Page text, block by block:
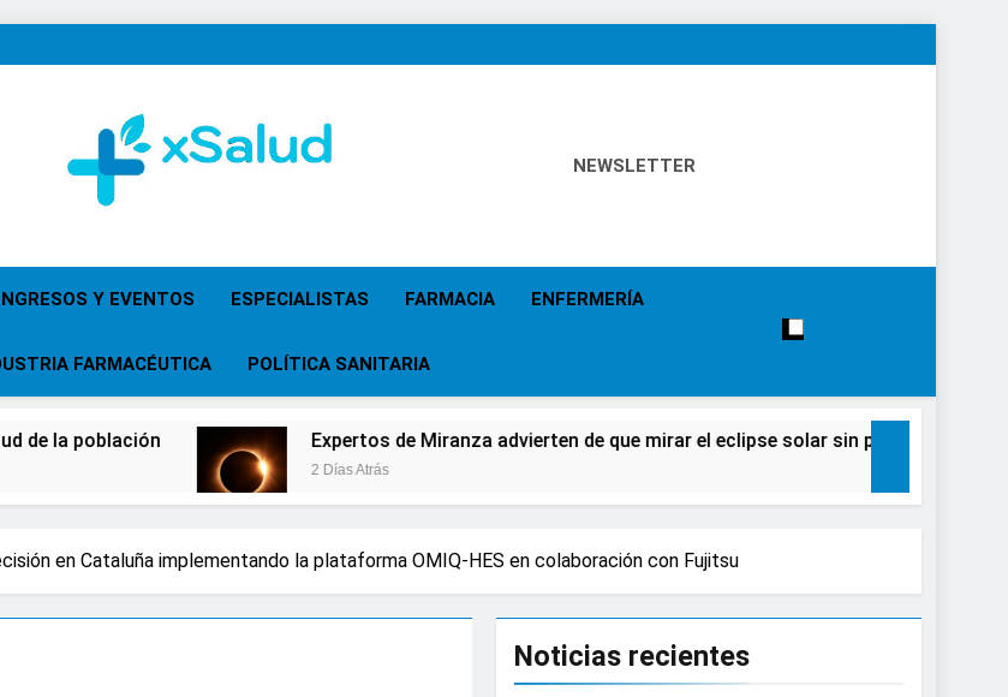
XSalud
NEWSLETTER
Y EVENTOS ESPECIALISTAS FARMACIA ENFERMERÍA
FARMACÉUTICA POLÍTICA SANITARIA
Expertos de Miranza advierten de que mirar el eclipse solar sin protección puede causar
2 Días Atrás
en Cataluña implementando la plataforma OMIQ-HES en colaboración con Fujitsu
Noticias recientes